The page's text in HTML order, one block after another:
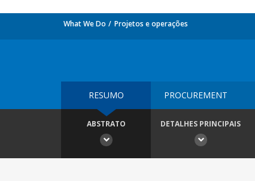
What We Do Projetos e operações
RESUMO PROCUREMENT
ABSTRATO DETALHES PRINCIPAIS